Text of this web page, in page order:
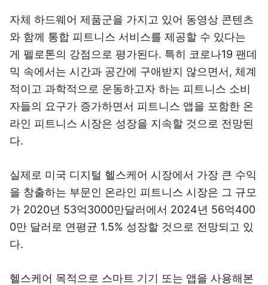
자체 하드웨어 제품군을 가지고 있어 동영상 콘텐츠
와 함께 통합 피트니스 서비스를 제공할 수 있다는
게 펠로톤의 강점으로 평가된다. 특히 코로나19 팬데
믹 속에서는 시간과 공간에 구애받지 않으면서, 체계
적이고 과학적으로 운동하고자 하는 피트니스 소비
자들의 요구가 증가하면서 피트니스 앱을 포함한 온
라인 피트니스 시장은 성장을 지속할 것으로 전망된
다.
실제로 미국 디지털 헬스케어 시장에서 가장 큰 수익
을 창출하는 부문인 온라인 피트니스 시장은 그 규모
가 2020년 53억3000만달러에서 2024년 56억400
0만 달러로 연평균 1.5% 성장할 것으로 전망되고 있
다.
헬스케어 목적으로 스마트 기기 또는 앱을 사용해본